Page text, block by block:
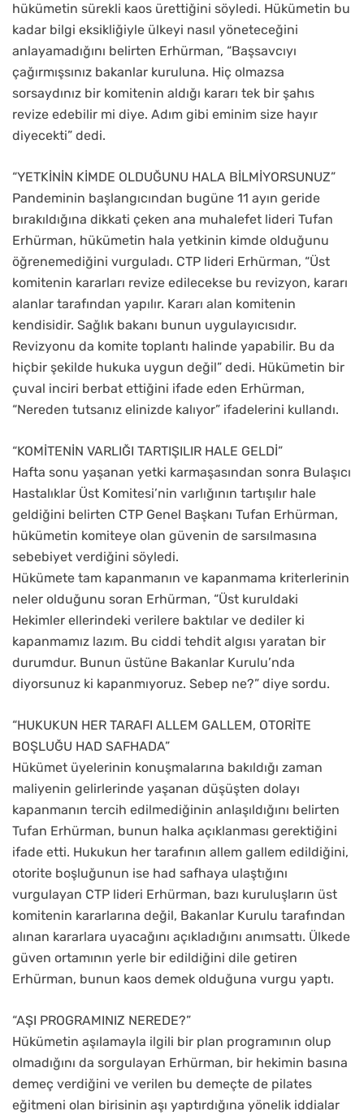
hükümetin sürekli kaos ürettiğini söyledi. Hükümetin bu
kadar bilgi eksikliğiyle ülkeyi nasıl yöneteceğini
anlayamadığını belirten Erhürman, “Başsavcıyı
çağırmışsınız bakanlar kuruluna. Hiç olmazsa
sorsaydınız bir komitenin aldığı kararı tek bir şahıs
revize edebilir mi diye. Adım gibi eminim size hayır
diyecekti” dedi.
“YETKİNİN KİMDE OLDUĞUNU HALA BİLMİYORSUNUZ”
Pandeminin başlangıcından bugüne 11 ayın geride
bırakıldığına dikkati çeken ana muhalefet lideri Tufan
Erhürman, hükümetin hala yetkinin kimde olduğunu
öğrenemediğini vurguladı. CTP lideri Erhürman, “Üst
komitenin kararları revize edilecekse bu revizyon, kararı
alanlar tarafından yapılır. Kararı alan komitenin
kendisidir. Sağlık bakanı bunun uygulayıcısıdır.
Revizyonu da komite toplantı halinde yapabilir. Bu da
hiçbir şekilde hukuka uygun değil” dedi. Hükümetin bir
çuval inciri berbat ettiğini ifade eden Erhürman,
“Nereden tutsanız elinizde kalıyor” ifadelerini kullandı.
“KOMİTENİN VARLIĞI TARTIŞILIR HALE GELDİ”
Hafta sonu yaşanan yetki karmaşasından sonra Bulaşıcı
Hastalıklar Üst Komitesi’nin varlığının tartışılır hale
geldiğini belirten CTP Genel Başkanı Tufan Erhürman,
hükümetin komiteye olan güvenin de sarsılmasına
sebebiyet verdiğini söyledi.
Hükümete tam kapanmanın ve kapanmama kriterlerinin
neler olduğunu soran Erhürman, “Üst kuruldaki
Hekimler ellerindeki verilere baktılar ve dediler ki
kapanmamız lazım. Bu ciddi tehdit algısı yaratan bir
durumdur. Bunun üstüne Bakanlar Kurulu’nda
diyorsunuz ki kapanmıyoruz. Sebep ne?” diye sordu.
“HUKUKUN HER TARAFI ALLEM GALLEM, OTORİTE
BOŞLUĞU HAD SAFHADA”
Hükümet üyelerinin konuşmalarına bakıldığı zaman
maliyenin gelirlerinde yaşanan düşüşten dolayı
kapanmanın tercih edilmediğinin anlaşıldığını belirten
Tufan Erhürman, bunun halka açıklanması gerektiğini
ifade etti. Hukukun her tarafının allem gallem edildiğini,
otorite boşluğunun ise had safhaya ulaştığını
vurgulayan CTP lideri Erhürman, bazı kuruluşların üst
komitenin kararlarına değil, Bakanlar Kurulu tarafından
alınan kararlara uyacağını açıkladığını anımsattı. Ülkede
güven ortamının yerle bir edildiğini dile getiren
Erhürman, bunun kaos demek olduğuna vurgu yaptı.
“AŞI PROGRAMINIZ NEREDE?”
Hükümetin aşılamayla ilgili bir plan programının olup
olmadığını da sorgulayan Erhürman, bir hekimin basına
demeç verdiğini ve verilen bu demeçte de pilates
eğitmeni olan birisinin aşı yaptırdığına yönelik iddialar